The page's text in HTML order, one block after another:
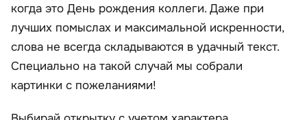
когда это День рождения коллеги. Даже при
лучших помыслах и максимальной искренности,
слова не всегда складываются в удачный текст.
Специально на такой случай мы собрали
картинки с пожеланиями!